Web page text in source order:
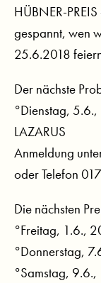
HÜBNER-
gespannt, wen
25.6.2018
Der nächste
°Dienstag,
LAZARUS
Anmeldung
oder Telefon
Die nächsten
°Freitag, 1.6.,
°Donnerstag,
°Samstag,